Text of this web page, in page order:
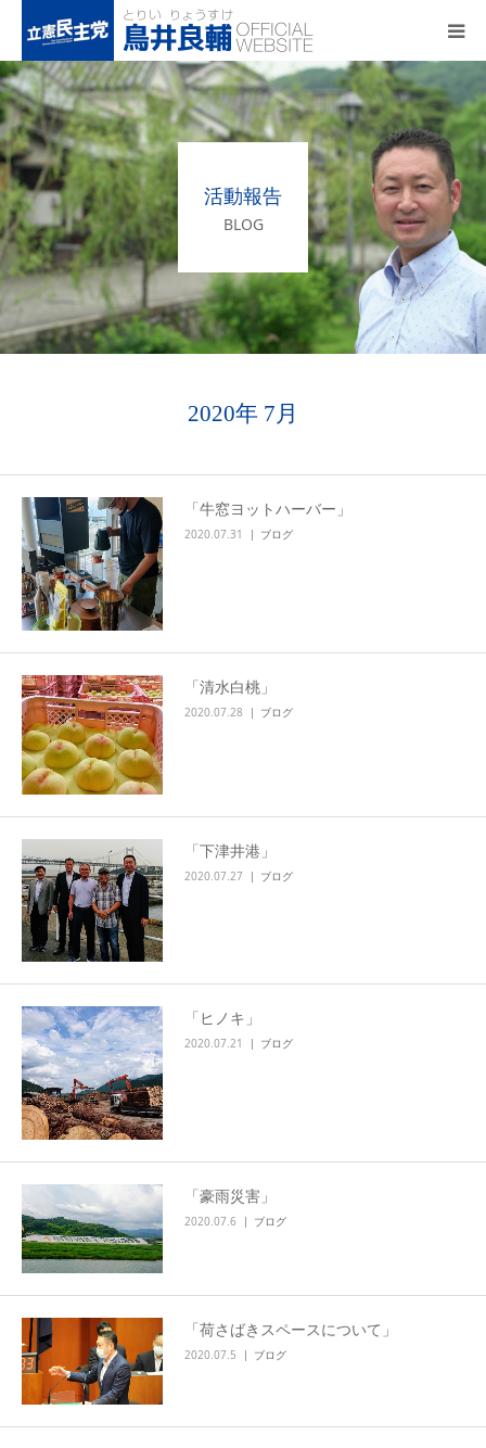
活動報告
BLOG
2020年 7月
「牛窓ヨットハーバー」
2020.07.31 ブログ
「清水白桃」
2020.07.28 ブログ
「下津井港」
2020.07.27 ブログ
「ヒノキ」
2020.07.21 ブログ
「豪雨災害」
2020.07.6 ブログ
「荷さばきスペースについて」
2020.07.5 ブログ
トップページ
基本政策
プロフィール
事務所アクセス
活動報告